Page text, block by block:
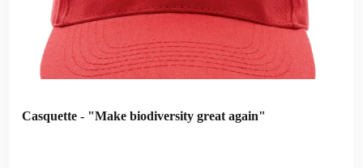
Casquette - "Make biodiversity great again"